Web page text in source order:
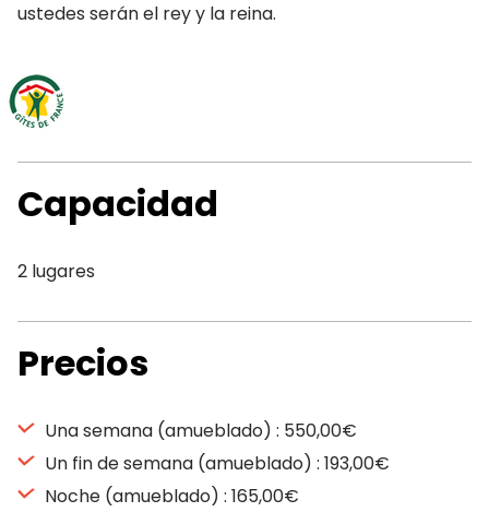
ustedes serán el rey y la reina.
Capacidad
2 lugares
Precios
Una semana (amueblado) : 550,00€
Un fin de semana (amueblado) : 193,00€
Noche (amueblado) : 165,00€